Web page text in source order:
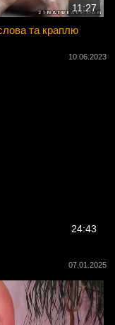
11:27
та краплю
10.06.2023
24:43
07.01.2025